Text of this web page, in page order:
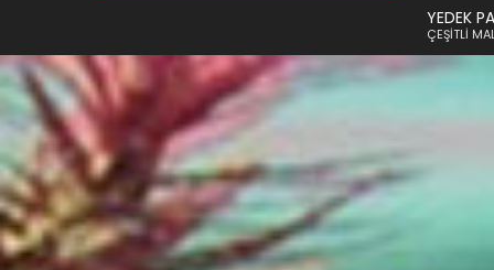
YEDEK
ÇEŞITLI